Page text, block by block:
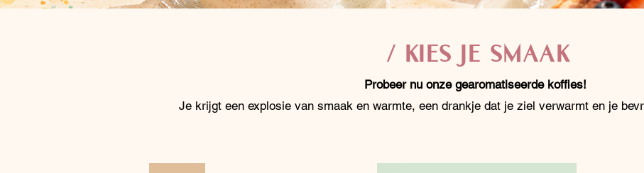
/ KIES JE SMAAK
Probeer nu onze gearomatiseerde koffies!
Je krijgt een explosie van smaak en warmte, een drankje dat je ziel verwarmt en je